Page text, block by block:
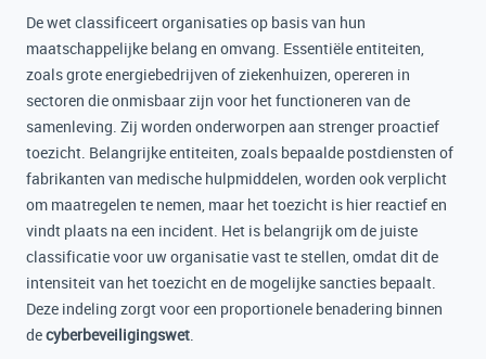
De wet classificeert organisaties op basis van hun
maatschappelijke belang en omvang. Essentiële entiteiten,
zoals grote energiebedrijven of ziekenhuizen, opereren in
sectoren die onmisbaar zijn voor het functioneren van de
samenleving. Zij worden onderworpen aan strenger proactief
toezicht. Belangrijke entiteiten, zoals bepaalde postdiensten of
fabrikanten van medische hulpmiddelen, worden ook verplicht
om maatregelen te nemen, maar het toezicht is hier reactief en
vindt plaats na een incident. Het is belangrijk om de juiste
classificatie voor uw organisatie vast te stellen, omdat dit de
intensiteit van het toezicht en de mogelijke sancties bepaalt.
Deze indeling zorgt voor een proportionele benadering binnen
decyberbeveiligingswet.